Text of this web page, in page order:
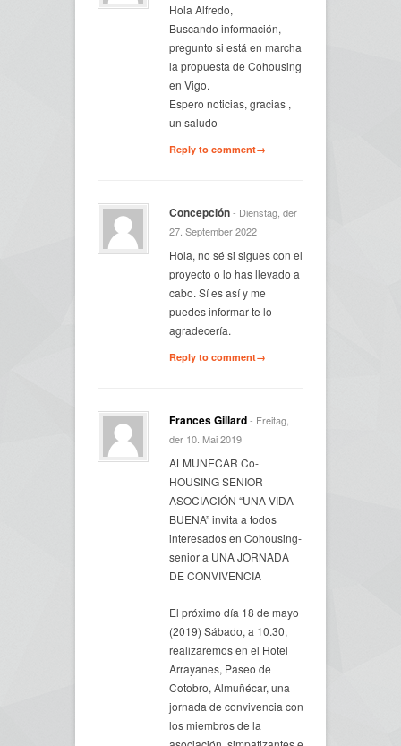
Hola Alfredo,
Buscando información,
pregunto si está en marcha
la propuesta de Cohousing
en Vigo.
Espero noticias, gracias ,
un saludo
Reply to comment→
Concepción- Dienstag, der
27. September 2022
Hola, no sé si sigues con el
proyecto o lo has llevado a
cabo. Sí es así y me
puedes informar te lo
agradecería.
Reply to comment→
Frances Gillard- Freitag,
der 10. Mai 2019
ALMUNECAR Co-
HOUSING SENIOR
ASOCIACIÓN “UNA VIDA
BUENA” invita a todos
interesados en Cohousing-
senior a UNA JORNADA
DE CONVIVENCIA
El próximo día 18 de mayo
(2019) Sábado, a 10.30,
realizaremos en el Hotel
Arrayanes, Paseo de
Cotobro, Almuñécar, una
jornada de convivencia con
los miembros de la